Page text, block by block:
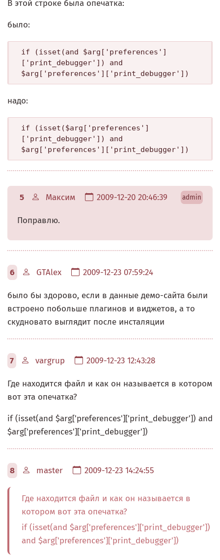
В этой строке была опечатка:
было:
if (isset(and $arg['preferences']
['print_debugger']) and
$arg['preferences']['print_debugger'])
надо:
if (isset($arg['preferences']
['print_debugger']) and
$arg['preferences']['print_debugger'])
5 Максим 2009-12-20 20:46:39 admin
Поправлю.
6 GTAlex 2009-12-23 07:59:24
было бы здорово, если в данные демо-сайта были
встроено побольше плагинов и виджетов, а то
скудновато выглядит после инсталяции
7 vargrup 2009-12-23 12:43:28
Где находится файл и как он называется в котором
вот эта опечатка?
if (isset(and $arg['preferences']['print_debugger']) and
$arg['preferences']['print_debugger'])
8 master 2009-12-23 14:24:55
Где находится файл и как он называется в
котором вот эта опечатка?
if (isset(and $arg['preferences']['print_debugger'])
and $arg['preferences']['print_debugger'])